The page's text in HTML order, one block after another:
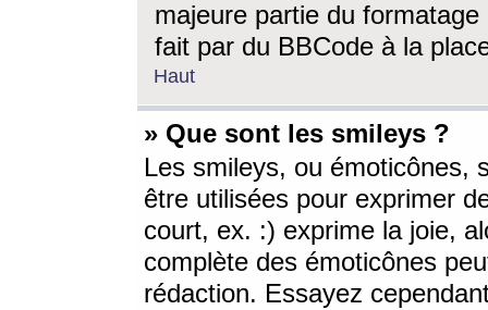
majeure partie du
fait par du BBCode à la
Haut
» Que sont les smileys ?
Les smileys, ou émoticônes,
être utilisées pour exprimer
court, ex. :) exprime la joie,
complète des émoticônes
rédaction. Essayez